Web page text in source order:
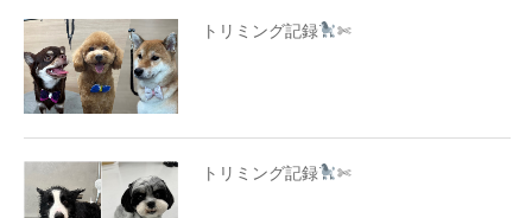
トリミング記録 ✄
トリミング記録 ✄